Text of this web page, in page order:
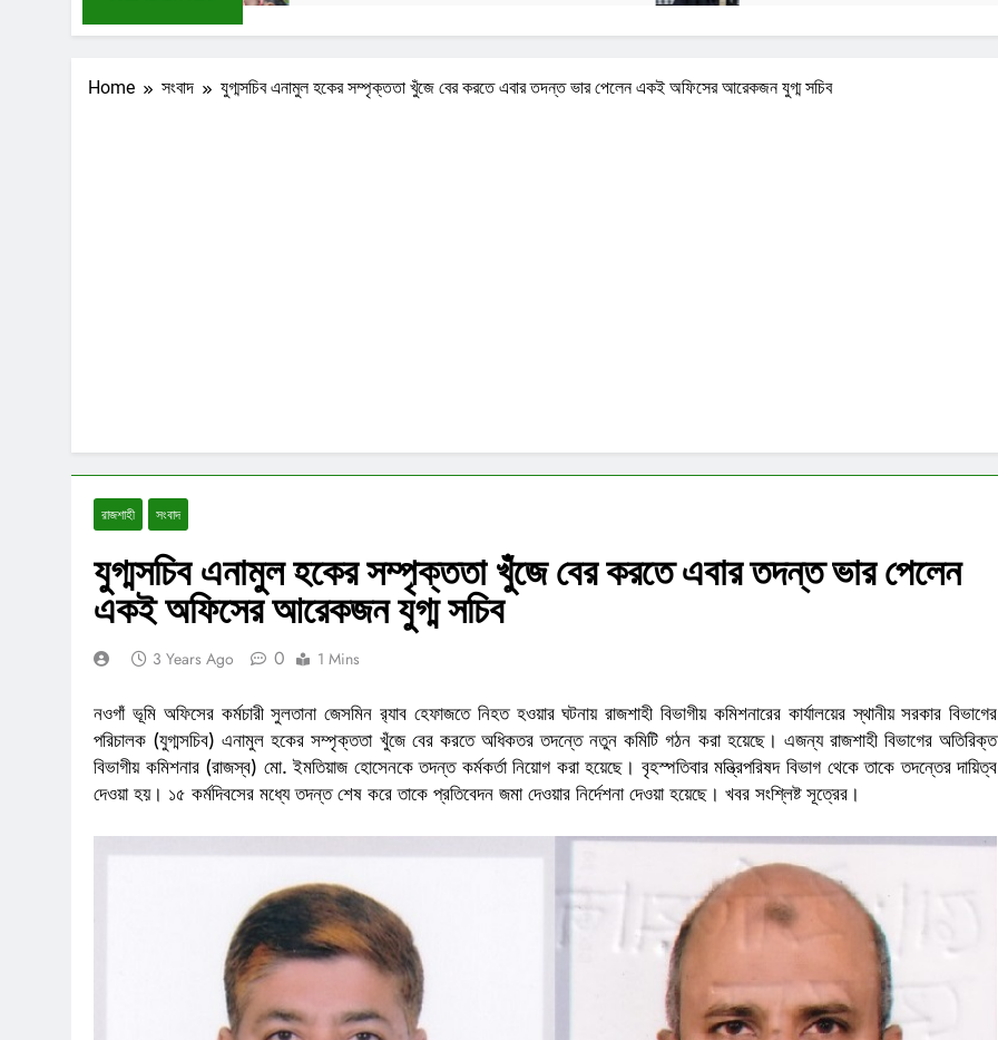
Home সংবাদ যুগ্মসচিব এনামুল হকের সম্পৃক্ততা খুঁজে বের করতে এবার তদন্ত ভার পেলেন একই অফিসের আরেকজন যুগ্ম সচিব
রাজশাহী সংবাদ
যুগ্মসচিব এনামুল হকের সম্পৃক্ততা খুঁজে বের করতে এবার তদন্ত ভার পেলেন
একই অফিসের আরেকজন যুগ্ম সচিব
3 Years Ago 0 1 Mins
নওগাঁ ভূমি অফিসের কর্মচারী সুলতানা জেসমিন র‌্যাব হেফাজতে নিহত হওয়ার ঘটনায় রাজশাহী বিভাগীয় কমিশনারের কার্যালয়ের স্থানীয় সরকার বিভাগের
পরিচালক (যুগ্মসচিব) এনামুল হকের সম্পৃক্ততা খুঁজে বের করতে অধিকতর তদন্তে নতুন কমিটি গঠন করা হয়েছে। এজন্য রাজশাহী বিভাগের অতিরিক্ত
বিভাগীয় কমিশনার (রাজস্ব) মো. ইমতিয়াজ হোসেনকে তদন্ত কর্মকর্তা নিয়োগ করা হয়েছে। বৃহস্পতিবার মন্ত্রিপরিষদ বিভাগ থেকে তাকে তদন্তের দায়িত্ব
দেওয়া হয়। ১৫ কর্মদিবসের মধ্যে তদন্ত শেষ করে তাকে প্রতিবেদন জমা দেওয়ার নির্দেশনা দেওয়া হয়েছে। খবর সংশ্লিষ্ট সূত্রের।